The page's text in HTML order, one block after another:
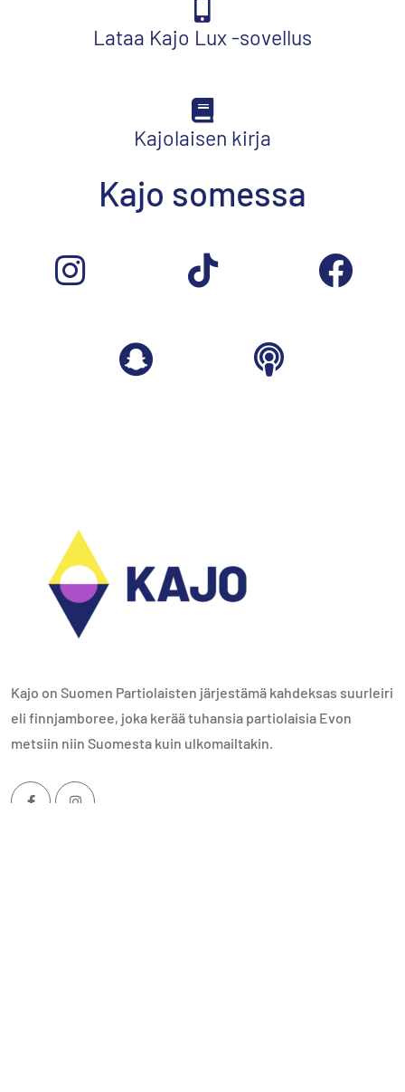
Lataa Kajo Lux -sovellus
Kajolaisen kirja
Kajo somessa
Kajo on Suomen Partiolaisten järjestämä kahdeksas suurleiri
eli finnjamboree, joka kerää tuhansia partiolaisia Evon
metsiin niin Suomesta kuin ulkomailtakin.